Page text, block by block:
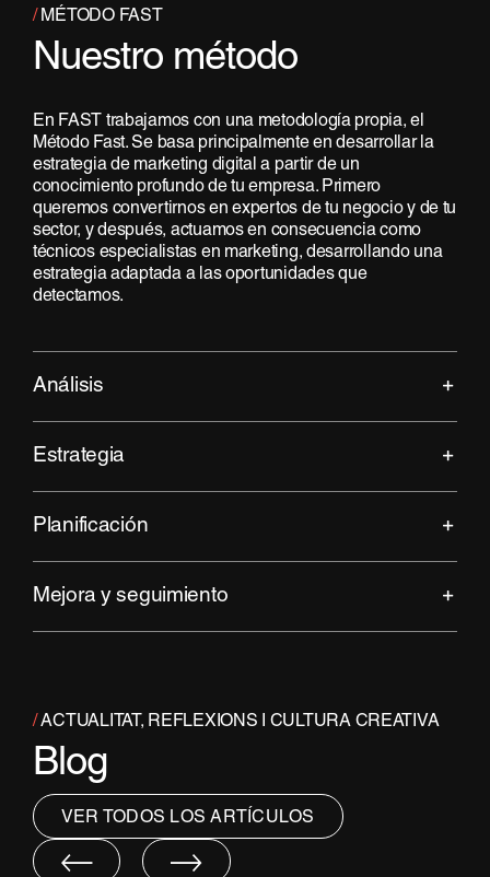
/MÉTODO FAST
Nuestro método
En FAST trabajamos con una metodología propia, el
Método Fast. Se basa principalmente en desarrollar la
estrategia de marketing digital a partir de un
conocimiento profundo de tu empresa. Primero
queremos convertirnos en expertos de tu negocio y de tu
sector, y después, actuamos en consecuencia como
técnicos especialistas en marketing, desarrollando una
estrategia adaptada a las oportunidades que
detectamos.
Análisis
Estrategia
Planificación
Mejora y seguimiento
/ACTUALITAT, REFLEXIONS I CULTURA CREATIVA
Blog
VER TODOS LOS ARTÍCULOS